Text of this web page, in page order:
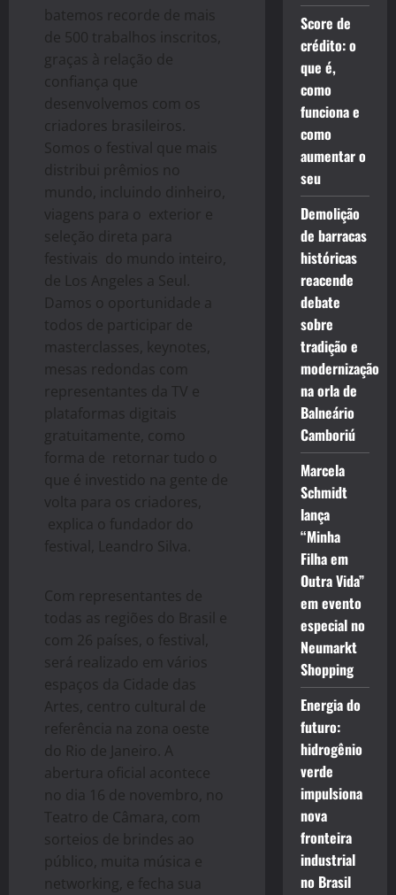
batemos recorde de mais
de 500 trabalhos inscritos,
graças à relação de
confiança que
desenvolvemos com os
criadores brasileiros.
Somos o festival que mais
distribui prêmios no
mundo, incluindo dinheiro,
viagens para o exterior e
seleção direta para
festivais do mundo inteiro,
de Los Angeles a Seul.
Damos o oportunidade a
todos de participar de
masterclasses, keynotes,
mesas redondas com
representantes da TV e
plataformas digitais
gratuitamente, como
forma de retornar tudo o
que é investido na gente de
volta para os criadores,
explica o fundador do
festival, Leandro Silva.
Com representantes de
todas as regiões do Brasil e
com 26 países, o festival,
será realizado em vários
espaços da Cidade das
Artes, centro cultural de
referência na zona oeste
do Rio de Janeiro. A
abertura oficial acontece
no dia 16 de novembro, no
Teatro de Câmara, com
sorteios de brindes ao
público, muita música e
networking, e fecha sua
Score de
crédito: o
que é,
como
funciona e
como
aumentar o
seu
Demolição
de barracas
históricas
reacende
debate
sobre
tradição e
modernização
na orla de
Balneário
Camboriú
Marcela
Schmidt
lança
“Minha
Filha em
Outra Vida”
em evento
especial no
Neumarkt
Shopping
Energia do
futuro:
hidrogênio
verde
impulsiona
nova
fronteira
industrial
no Brasil